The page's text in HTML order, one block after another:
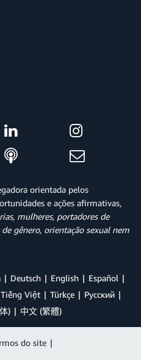
orientada pelos
e ações afirmativas,
mulheres, portadores de
gênero, orientação sexual nem
Deutsch English
Español
Tiếng Việt Türkçe
Ρусский
) 中文 (繁體)
do site |